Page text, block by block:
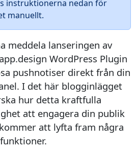
instruktionerna nedan för
manuellt.
meddela lanseringen av
WordPress Plugin
pushnotiser direkt från din
I det här blogginlägget
hur detta kraftfulla
att engagera din publik
att lyfta fram några